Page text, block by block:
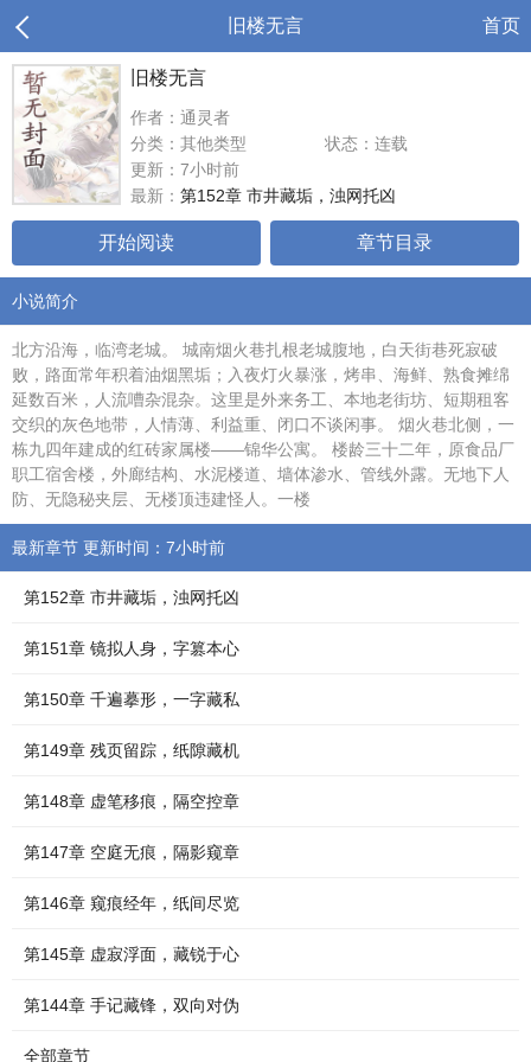
旧楼无言 首页
旧楼无言
作者：通灵者
分类：其他类型
状态：连载
更新：7小时前
最新： 第152章 市井藏垢，浊网托凶
开始阅读 章节目录
小说简介
北方沿海，临湾老城。 城南烟火巷扎根老城腹地，白天街巷死寂破
败，路面常年积着油烟黑垢；入夜灯火暴涨，烤串、海鲜、熟食摊绵
延数百米，人流嘈杂混杂。这里是外来务工、本地老街坊、短期租客
交织的灰色地带，人情薄、利益重、闭口不谈闲事。 烟火巷北侧，一
栋九四年建成的红砖家属楼——锦华公寓。 楼龄三十二年，原食品厂
职工宿舍楼，外廊结构、水泥楼道、墙体渗水、管线外露。无地下人
防、无隐秘夹层、无楼顶违建怪人。一楼
最新章节 更新时间：7小时前
第152章 市井藏垢，浊网托凶
第151章 镜拟人身，字篡本心
第150章 千遍摹形，一字藏私
第149章 残页留踪，纸隙藏机
第148章 虚笔移痕，隔空控章
第147章 空庭无痕，隔影窥章
第146章 窥痕经年，纸间尽览
第145章 虚寂浮面，藏锐于心
第144章 手记藏锋，双向对伪
全部章节